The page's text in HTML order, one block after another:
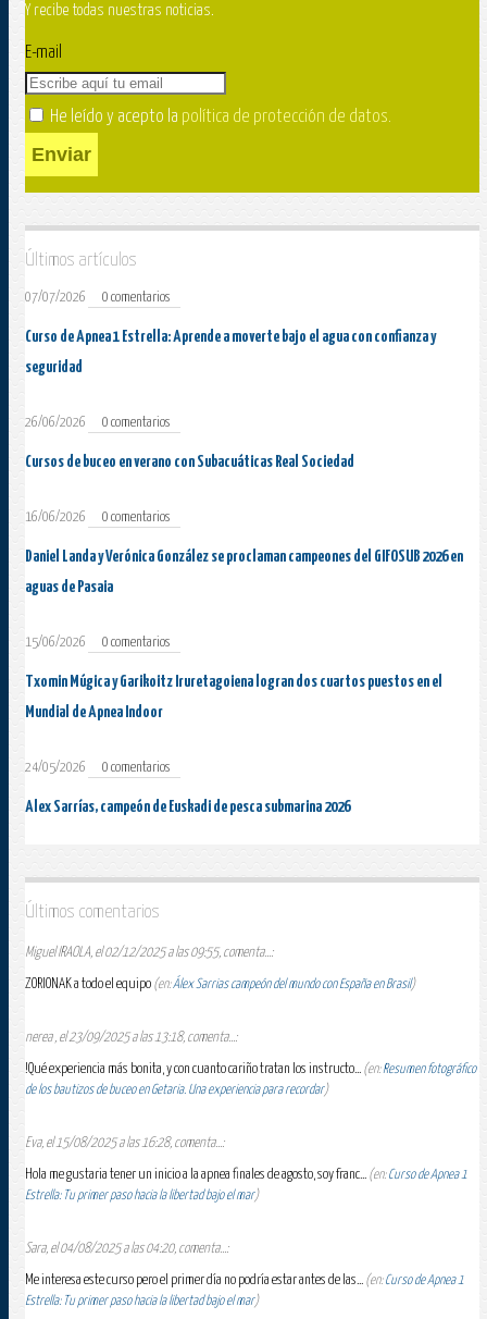
Y recibe todas nuestras noticias.
E-mail
He leído y acepto la política de protección de datos.
Enviar
Últimos artículos
07/07/2026 0 comentarios
Curso de Apnea 1 Estrella: Aprende a moverte bajo el agua con confianza y
seguridad
26/06/2026 0 comentarios
Cursos de buceo en verano con Subacuáticas Real Sociedad
16/06/2026 0 comentarios
Daniel Landa y Verónica González se proclaman campeones del GIFOSUB 2026 en
aguas de Pasaia
15/06/2026 0 comentarios
Txomin Múgica y Garikoitz Iruretagoiena logran dos cuartos puestos en el
Mundial de Apnea Indoor
24/05/2026 0 comentarios
Alex Sarrías, campeón de Euskadi de pesca submarina 2026
Últimos comentarios
Miguel IRAOLA, el 02/12/2025 a las 09:55, comenta...:
ZORIONAK a todo el equipo (en:Álex Sarrias campeón del mundo con España en Brasil)
nerea , el 23/09/2025 a las 13:18, comenta...:
!Qué experiencia más bonita, y con cuanto cariño tratan los instructo... (en:Resumen fotográfico
de los bautizos de buceo en Getaria. Una experiencia para recordar)
Eva, el 15/08/2025 a las 16:28, comenta...:
Hola me gustaria tener un inicio a la apnea finales de agosto, soy franc... (en:Curso de Apnea 1
Estrella: Tu primer paso hacia la libertad bajo el mar)
Sara, el 04/08/2025 a las 04:20, comenta...:
Me interesa este curso pero el primer día no podría estar antes de las... (en:Curso de Apnea 1
Estrella: Tu primer paso hacia la libertad bajo el mar)